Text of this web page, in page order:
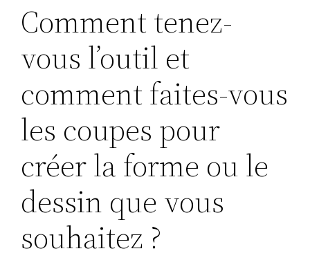
Comment tenez-
vous l’outil et
comment faites-vous
les coupes pour
créer la forme ou le
dessin que vous
souhaitez ?